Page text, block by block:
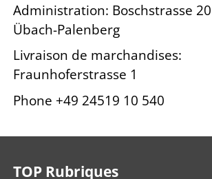
Administration: Boschstrasse
Übach-Palenberg
Livraison de marchandises:
Fraunhoferstrasse 1
Phone +49 24519 10 540
TOP Rubriques